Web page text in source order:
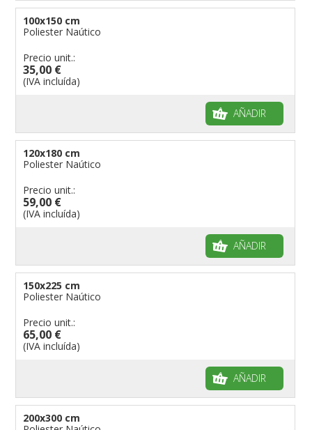
100x150 cm
Poliester Naútico
Precio unit.:
35,00 €
(IVA incluída)
AÑADIR
120x180 cm
Poliester Naútico
Precio unit.:
59,00 €
(IVA incluída)
AÑADIR
150x225 cm
Poliester Naútico
Precio unit.:
65,00 €
(IVA incluída)
AÑADIR
200x300 cm